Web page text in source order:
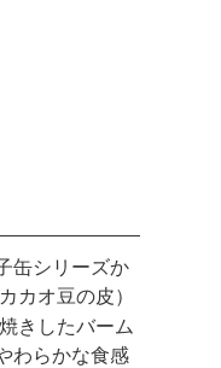
缶シリーズか
カオ豆の皮）
きしたバーム
わらかな食感